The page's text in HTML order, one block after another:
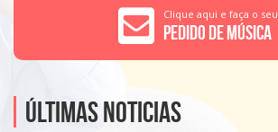
Clique aqui e faça o seu
Pedido de Música
Últimas noticias